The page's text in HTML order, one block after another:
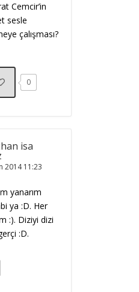
Cemcir’in
sesle
çalışması?
0
isa
2014 11:23
yanarım
ya :D. Her
:). Diziyi dizi
:D.